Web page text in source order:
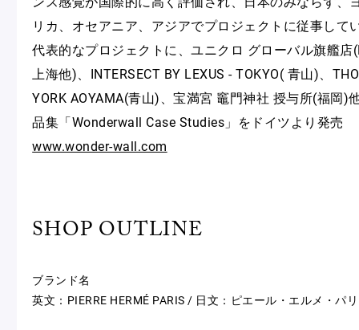
リカ、オセアニア、アジアでプロジェクトに従事して
代表的なプロジェクトに、ユニクロ グローバル旗艦店
上海他)、INTERSECT BY LEXUS - TOKYO( 青山)、
YORK AOYAMA(青山)、宝満宮 竈門神社 授与所(福岡)
品集「Wonderwall Case Studies」をドイツより発売
www.wonder-wall.com
SHOP OUTLINE
ブランド名
英文：PIERRE HERMÉ PARIS / 日文：ピエール・エルメ・パリ